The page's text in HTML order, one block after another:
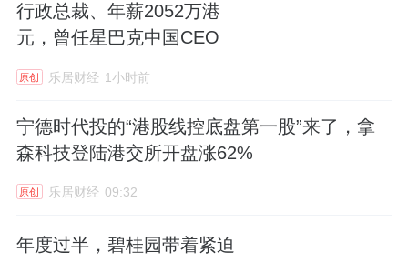
行政总裁、年薪2052万港
元，曾任星巴克中国CEO
原创 乐居财经 1小时前
宁德时代投的“港股线控底盘第一股”来了，拿
森科技登陆港交所开盘涨62%
原创 乐居财经 09:32
年度过半，碧桂园带着紧迫